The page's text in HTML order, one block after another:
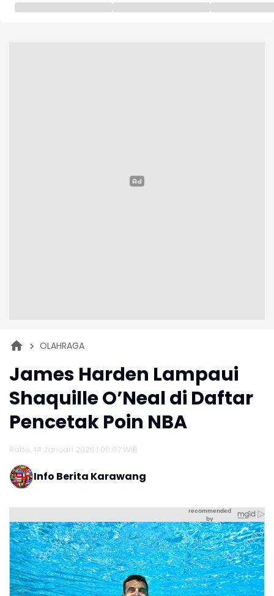
OLAHRAGA
James Harden Lampaui
Shaquille O’Neal di Daftar
Pencetak Poin NBA
Rabu, 14 Januari 2026 | 00:07 WIB
Info Berita Karawang